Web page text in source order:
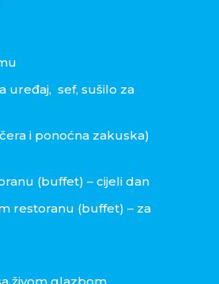
uređaj, sef, sušilo za
i ponoćna zakuska)
(buffet) – cijeli dan
restoranu (buffet) – za